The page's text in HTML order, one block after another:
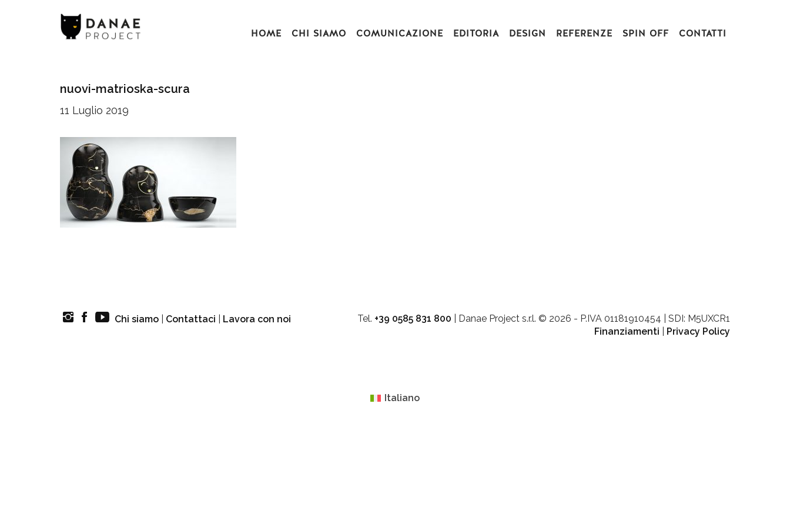
HOME CHI SIAMO COMUNICAZIONE EDITORIA DESIGN REFERENZE SPIN OFF CONTATTI
nuovi-matrioska-scura
11 Luglio 2019
Chi siamo Contattaci Lavora con noi Tel. +39 0585 831 800 | Danae Project s.r.l. © 2026 - P.IVA 01181910454 | SDI: M5UXCR1
Finanziamenti
Privacy Policy
Italiano